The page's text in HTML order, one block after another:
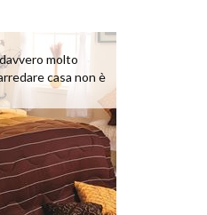
molto
casa non è